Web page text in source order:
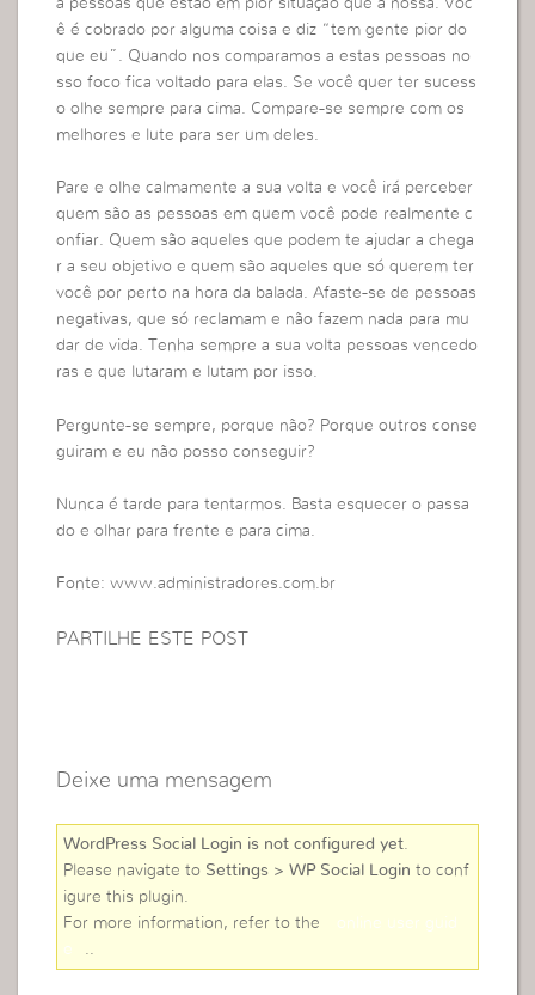
a pessoas que estão em pior situação que a nossa. Voc
ê é cobrado por alguma coisa e diz “tem gente pior do
que eu”. Quando nos comparamos a estas pessoas no
sso foco fica voltado para elas. Se você quer ter sucess
o olhe sempre para cima. Compare-se sempre com os
melhores e lute para ser um deles.
Pare e olhe calmamente a sua volta e você irá perceber
quem são as pessoas em quem você pode realmente c
onfiar. Quem são aqueles que podem te ajudar a chega
r a seu objetivo e quem são aqueles que só querem ter
você por perto na hora da balada. Afaste-se de pessoas
negativas, que só reclamam e não fazem nada para mu
dar de vida. Tenha sempre a sua volta pessoas vencedo
ras e que lutaram e lutam por isso.
Pergunte-se sempre, porque não? Porque outros conse
guiram e eu não posso conseguir?
Nunca é tarde para tentarmos. Basta esquecer o passa
do e olhar para frente e para cima.
Fonte: www.administradores.com.br
PARTILHE ESTE POST
Deixe uma mensagem
WordPress Social Login is not configured yet.
Please navigate to Settings > WP Social Login to conf
igure this plugin.
For more information, refer to the
online user guid
e
..